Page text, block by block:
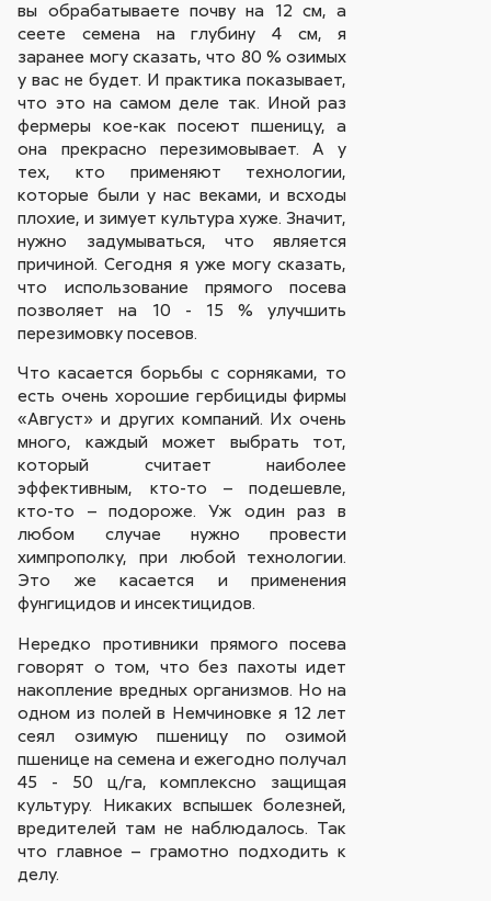
вы обрабатываете почву на 12 см, а
сеете семена на глубину 4 см, я
заранее могу сказать, что 80 % озимых
у вас не будет. И практика показывает,
что это на самом деле так. Иной раз
фермеры кое-как посеют пшеницу, а
она прекрасно перезимовывает. А у
тех, кто применяют технологии,
которые были у нас веками, и всходы
плохие, и зимует культура хуже. Значит,
нужно задумываться, что является
причиной. Сегодня я уже могу сказать,
что использование прямого посева
позволяет на 10 - 15 % улучшить
перезимовку посевов.
Что касается борьбы с сорняками, то
есть очень хорошие гербициды фирмы
«Август» и других компаний. Их очень
много, каждый может выбрать тот,
который считает наиболее
эффективным, кто-то – подешевле,
кто-то – подороже. Уж один раз в
любом случае нужно провести
химпрополку, при любой технологии.
Это же касается и применения
фунгицидов и инсектицидов.
Нередко противники прямого посева
говорят о том, что без пахоты идет
накопление вредных организмов. Но на
одном из полей в Немчиновке я 12 лет
сеял озимую пшеницу по озимой
пшенице на семена и ежегодно получал
45 - 50 ц/га, комплексно защищая
культуру. Никаких вспышек болезней,
вредителей там не наблюдалось. Так
что главное – грамотно подходить к
делу.